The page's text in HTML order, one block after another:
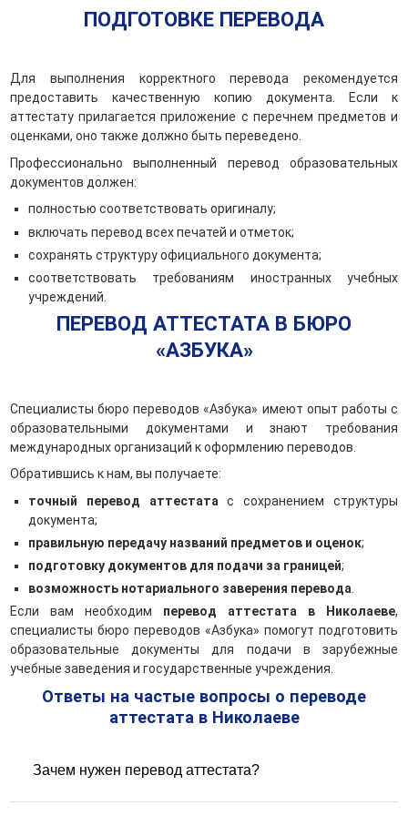
ПОДГОТОВКЕ ПЕРЕВОДА
Для выполнения корректного перевода рекомендуется
предоставить качественную копию документа. Если к
аттестату прилагается приложение с перечнем предметов и
оценками, оно также должно быть переведено.
Профессионально выполненный перевод образовательных
документов должен:
полностью соответствовать оригиналу;
включать перевод всех печатей и отметок;
сохранять структуру официального документа;
соответствовать требованиям иностранных учебных
учреждений.
ПЕРЕВОД АТТЕСТАТА В БЮРО
«АЗБУКА»
Специалисты бюро переводов «Азбука» имеют опыт работы с
образовательными документами и знают требования
международных организаций к оформлению переводов.
Обратившись к нам, вы получаете:
точный перевод аттестата с сохранением структуры
документа;
правильную передачу названий предметов и оценок;
подготовку документов для подачи за границей;
возможность нотариального заверения перевода
Если вам необходим перевод аттестата в Николаеве,
специалисты бюро переводов «Азбука» помогут подготовить
образовательные документы для подачи в зарубежные
учебные заведения и государственные учреждения.
Ответы на частые вопросы о переводе
аттестата в Николаеве
Зачем нужен перевод аттестата?